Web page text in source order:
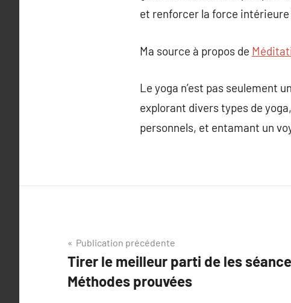
et renforcer la force
Ma source à propos de
Le yoga n’est pas seulement
explorant divers types de
personnels, et entamant un
Navigation
de
l’article
Publication précédente
Tirer le meilleur parti de les
Méthodes prouvées